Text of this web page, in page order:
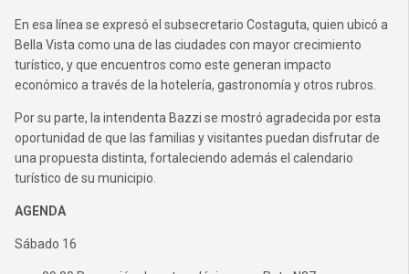
En esa línea se expresó el subsecretario Costaguta, quien ubicó a
Bella Vista como una de las ciudades con mayor crecimiento
turístico, y que encuentros como este generan impacto
económico a través de la hotelería, gastronomía y otros rubros.
Por su parte, la intendenta Bazzi se mostró agradecida por esta
oportunidad de que las familias y visitantes puedan disfrutar de
una propuesta distinta, fortaleciendo además el calendario
turístico de su municipio.
AGENDA
Sábado 16